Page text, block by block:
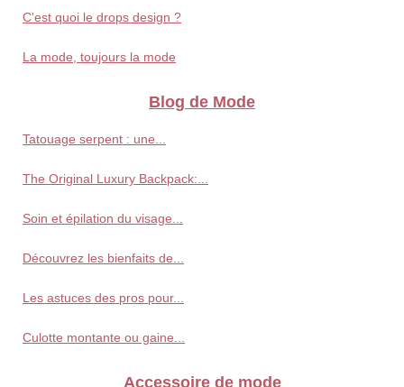
C'est quoi le drops design ?
La mode, toujours la mode
Blog de Mode
Tatouage serpent : une...
The Original Luxury Backpack:...
Soin et épilation du visage...
Découvrez les bienfaits de...
Les astuces des pros pour...
Culotte montante ou gaine...
Accessoire de mode